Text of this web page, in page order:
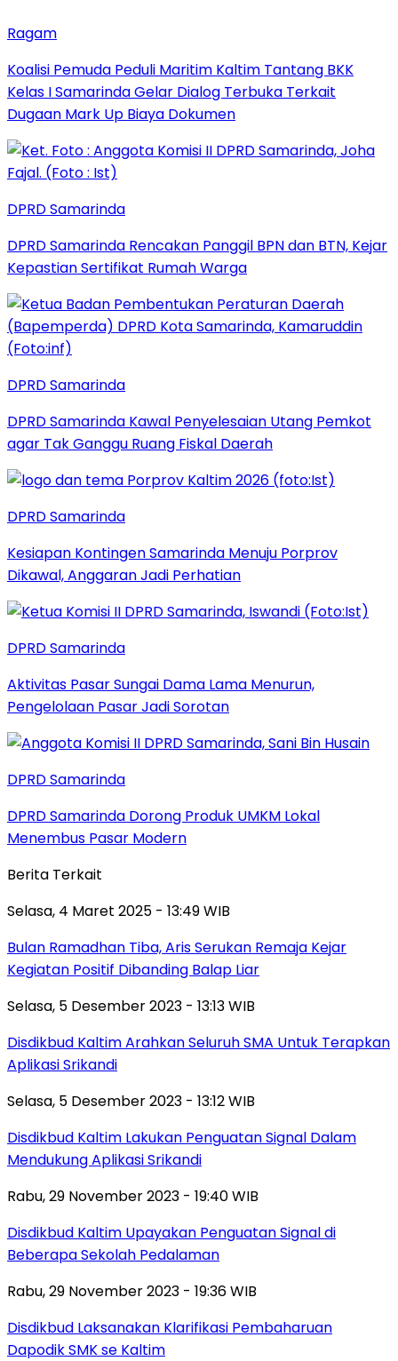
Ragam
Koalisi Pemuda Peduli Maritim Kaltim Tantang BKK
Kelas I Samarinda Gelar Dialog Terbuka Terkait
Dugaan Mark Up Biaya Dokumen
DPRD Samarinda
DPRD Samarinda Rencakan Panggil BPN dan BTN, Kejar
Kepastian Sertifikat Rumah Warga
DPRD Samarinda
DPRD Samarinda Kawal Penyelesaian Utang Pemkot
agar Tak Ganggu Ruang Fiskal Daerah
DPRD Samarinda
Kesiapan Kontingen Samarinda Menuju Porprov
Dikawal, Anggaran Jadi Perhatian
DPRD Samarinda
Aktivitas Pasar Sungai Dama Lama Menurun,
Pengelolaan Pasar Jadi Sorotan
DPRD Samarinda
DPRD Samarinda Dorong Produk UMKM Lokal
Menembus Pasar Modern
Berita Terkait
Selasa, 4 Maret 2025 - 13:49 WIB
Bulan Ramadhan Tiba, Aris Serukan Remaja Kejar
Kegiatan Positif Dibanding Balap Liar
Selasa, 5 Desember 2023 - 13:13 WIB
Disdikbud Kaltim Arahkan Seluruh SMA Untuk Terapkan
Aplikasi Srikandi
Selasa, 5 Desember 2023 - 13:12 WIB
Disdikbud Kaltim Lakukan Penguatan Signal Dalam
Mendukung Aplikasi Srikandi
Rabu, 29 November 2023 - 19:40 WIB
Disdikbud Kaltim Upayakan Penguatan Signal di
Beberapa Sekolah Pedalaman
Rabu, 29 November 2023 - 19:36 WIB
Disdikbud Laksanakan Klarifikasi Pembaharuan
Dapodik SMK se Kaltim